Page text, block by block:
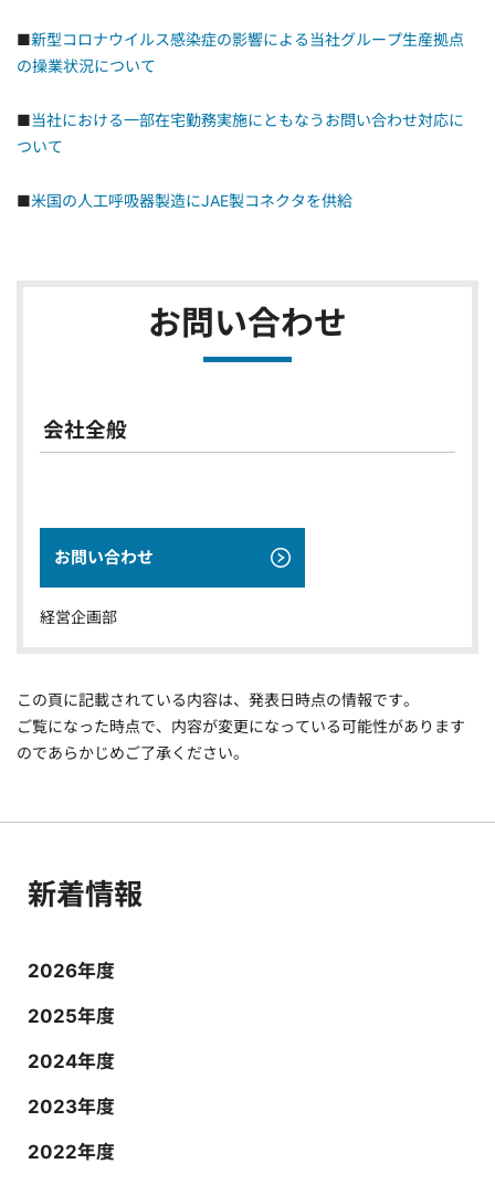
■新型コロナウイルス感染症の影響による当社グループ生産拠点
の操業状況について
■当社における一部在宅勤務実施にともなうお問い合わせ対応に
ついて
■米国の人工呼吸器製造にJAE製コネクタを供給
お問い合わせ
会社全般
お問い合わせ
経営企画部
この頁に記載されている内容は、発表日時点の情報です。
ご覧になった時点で、内容が変更になっている可能性があります
のであらかじめご了承ください。
新着情報
2026年度
2025年度
2024年度
2023年度
2022年度